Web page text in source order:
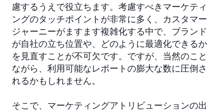
慮するうえで役立ちます。考慮すべきマーケティ
ングのタッチポイントが非常に多く、カスタマー
ジャーニーがますます複雑化する中で、ブランド
が自社の立ち位置や、どのように最適化できるか
を見直すことが不可欠です。ですが、当然のこと
ながら、利用可能なレポートの膨大な数に圧倒さ
れるかもしれません。
そこで、マーケティングアトリビューションの出